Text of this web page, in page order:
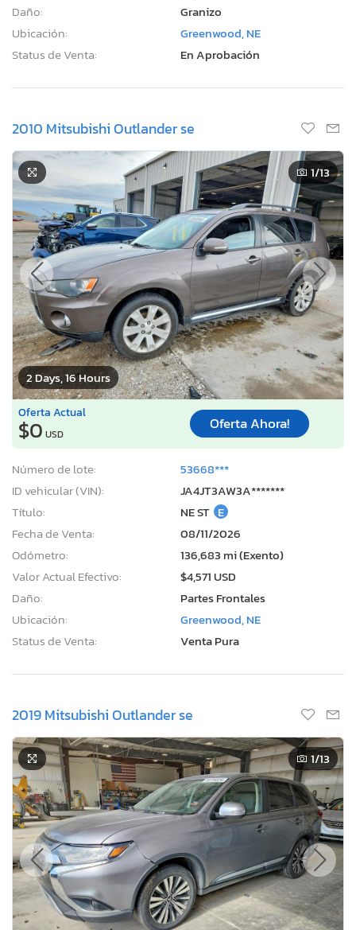
Daño:
Granizo
Ubicación:
Greenwood, NE
Status de Venta:
En Aprobación
2010 Mitsubishi Outlander se
2 Days, 16 Hours
1/13
Oferta Actual
$0 USD
Oferta Ahora!
Número de lote:
53668***
ID vehicular (VIN):
JA4JT3AW3A*******
Título:
NE ST E
Fecha de Venta:
08/11/2026
Odómetro:
136,683 mi (Exento)
Valor Actual Efectivo:
$4,571 USD
Daño:
Partes Frontales
Ubicación:
Greenwood, NE
Status de Venta:
Venta Pura
2019 Mitsubishi Outlander se
1/13